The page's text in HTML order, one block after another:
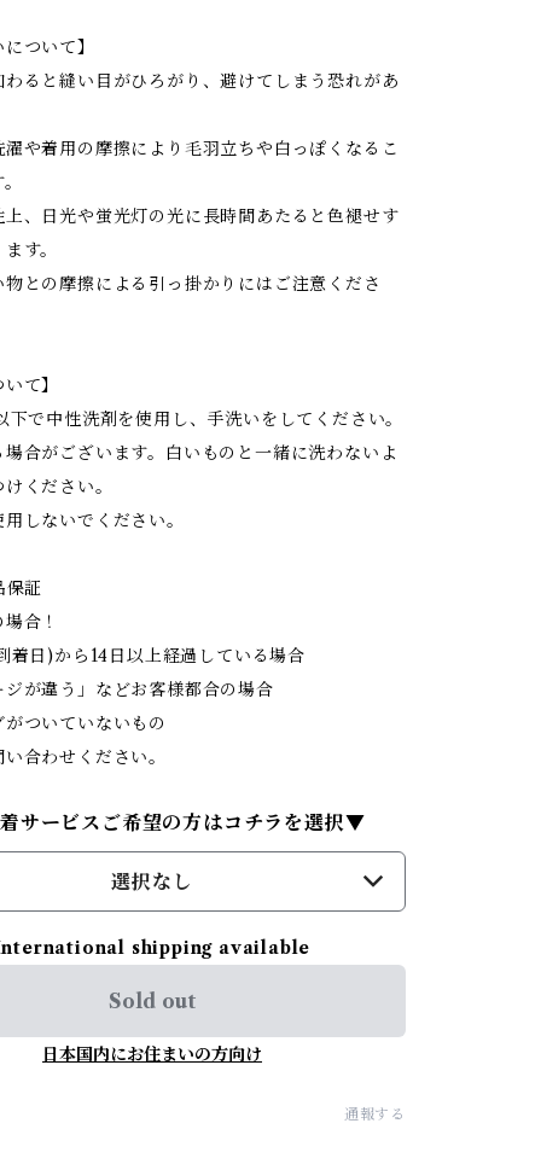
ついて】
ると縫い目がひろがり、避けてしまう恐れがあ
や着用の摩擦により毛羽立ちや白っぽくなるこ
、日光や蛍光灯の光に長時間あたると色褪せす
す。
との摩擦による引っ掛かりにはご注意くださ
て】
下で中性洗剤を使用し、手洗いをしてください。
合がございます。白いものと一緒に洗わないよ
ください。
しないでください。
証
合！
日)から14日以上経過している場合
が違う」などお客様都合の場合
ついていないもの
合わせください。
サービスご希望の方はコチラを選択▼
選択なし
shipping available
Sold out
日本国内にお住まいの方向け
通報する